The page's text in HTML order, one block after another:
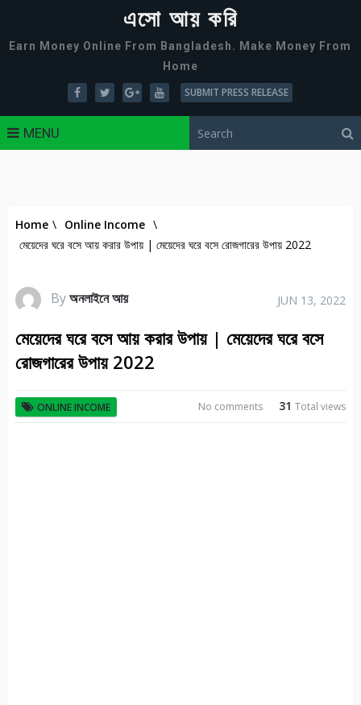
এসো আয় করি
Earn Money Online From Bangladesh. Make Money From
Home
SUBMIT PRESS RELEASE
MENU
Home \ Online Income \
মেয়েদের ঘরে বসে আয় করার উপায় | মেয়েদের ঘরে বসে রোজগারের উপায় 2022
Byঅনলাইনে আয় JUN 13, 2022
মেয়েদের ঘরে বসে আয় করার উপায় | মেয়েদের ঘরে বসে
রোজগারের উপায় 2022
ONLINE INCOME 31Total views
No comments